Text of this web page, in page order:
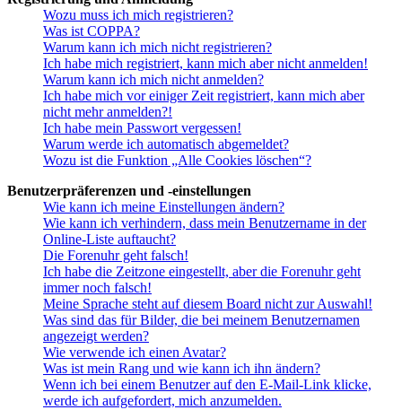
Wozu muss ich mich registrieren?
Was ist COPPA?
Warum kann ich mich nicht registrieren?
Ich habe mich registriert, kann mich aber nicht anmelden!
Warum kann ich mich nicht anmelden?
Ich habe mich vor einiger Zeit registriert, kann mich aber
nicht mehr anmelden?!
Ich habe mein Passwort vergessen!
Warum werde ich automatisch abgemeldet?
Wozu ist die Funktion „Alle Cookies löschen“?
Benutzerpräferenzen und -einstellungen
Wie kann ich meine Einstellungen ändern?
Wie kann ich verhindern, dass mein Benutzername in der
Online-Liste auftaucht?
Die Forenuhr geht falsch!
Ich habe die Zeitzone eingestellt, aber die Forenuhr geht
immer noch falsch!
Meine Sprache steht auf diesem Board nicht zur Auswahl!
Was sind das für Bilder, die bei meinem Benutzernamen
angezeigt werden?
Wie verwende ich einen Avatar?
Was ist mein Rang und wie kann ich ihn ändern?
Wenn ich bei einem Benutzer auf den E-Mail-Link klicke,
werde ich aufgefordert, mich anzumelden.